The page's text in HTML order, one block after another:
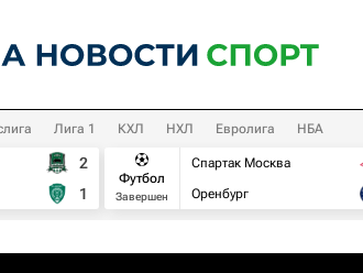
Лига 1 КХЛ НХЛ Евролига НБА
2
1
Футбол
Завершен
Спартак Москва
Оренбург